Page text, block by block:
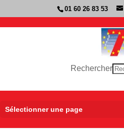
01 60 26 83 53
Rechercher
Sélectionner une page